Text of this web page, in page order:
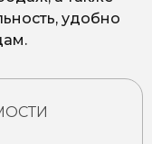
удобно